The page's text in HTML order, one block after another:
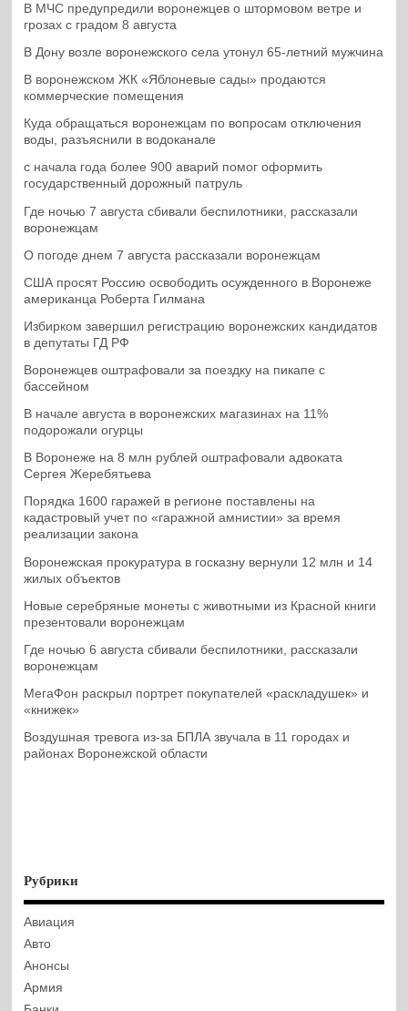
В МЧС предупредили воронежцев о штормовом ветре и
грозах с градом 8 августа
В Дону возле воронежского села утонул 65-летний мужчина
В воронежском ЖК «Яблоневые сады» продаются
коммерческие помещения
Куда обращаться воронежцам по вопросам отключения
воды, разъяснили в водоканале
с начала года более 900 аварий помог оформить
государственный дорожный патруль
Где ночью 7 августа сбивали беспилотники, рассказали
воронежцам
О погоде днем 7 августа рассказали воронежцам
США просят Россию освободить осужденного в Воронеже
американца Роберта Гилмана
Избирком завершил регистрацию воронежских кандидатов
в депутаты ГД РФ
Воронежцев оштрафовали за поездку на пикапе с
бассейном
В начале августа в воронежских магазинах на 11%
подорожали огурцы
В Воронеже на 8 млн рублей оштрафовали адвоката
Сергея Жеребятьева
Порядка 1600 гаражей в регионе поставлены на
кадастровый учет по «гаражной амнистии» за время
реализации закона
Воронежская прокуратура в госказну вернули 12 млн и 14
жилых объектов
Новые серебряные монеты с животными из Красной книги
презентовали воронежцам
Где ночью 6 августа сбивали беспилотники, рассказали
воронежцам
МегаФон раскрыл портрет покупателей «раскладушек» и
«книжек»
Воздушная тревога из-за БПЛА звучала в 11 городах и
районах Воронежской области
Рубрики
Авиация
Авто
Анонсы
Армия